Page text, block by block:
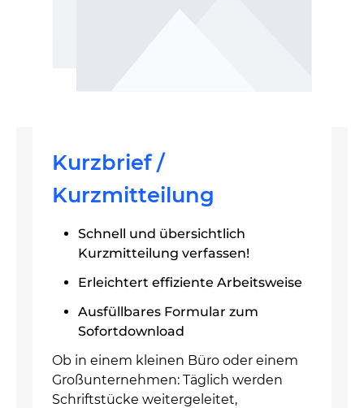
Kurzbrief /
Kurzmitteilung
Schnell und übersichtlich
Kurzmitteilung verfassen!
Erleichtert effiziente Arbeitsweise
Ausfüllbares Formular zum
Sofortdownload
Ob in einem kleinen Büro oder einem
Großunternehmen: Täglich werden
Schriftstücke weitergeleitet,